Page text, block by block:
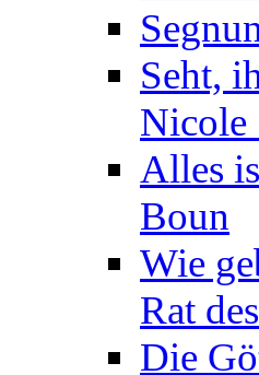
Seht,
Nicole
Alles
Boun
Wie
Rat
Die